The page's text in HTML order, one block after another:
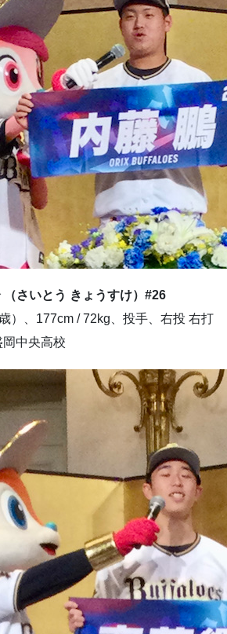
さいとう きょうすけ）#26
）、177cm / 72kg、投手、右投 右打
岡中央高校